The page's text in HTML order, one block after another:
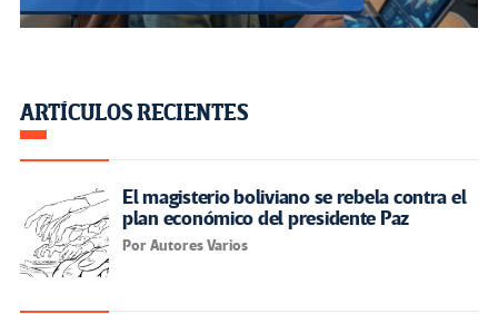
ARTÍCULOS RECIENTES
El magisterio boliviano se rebela contra el
plan económico del presidente Paz
Por Autores Varios